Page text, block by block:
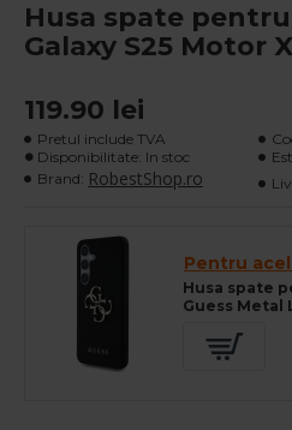
Husa spate
Galaxy S25 Motor
119.90 lei
Pretul include TVA
Disponibilitate: In stoc
Brand: RobestShop.ro
Pentru
Husa spate
Guess Metal